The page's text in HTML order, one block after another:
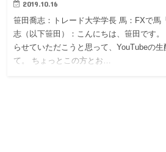
2019.10.16
笹田喬志：トレード大学学長 馬：FXで馬
志（以下笹田）：こんにちは、笹田です
らせていただこうと思って、YouTubeの
て。 ちょっとこの方とお…